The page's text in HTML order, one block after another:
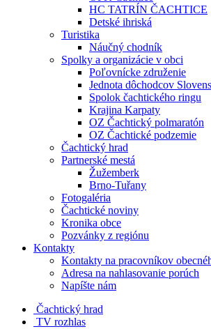
HC TATRÍN ČACHTICE
Detské ihriská
Turistika
Náučný chodník
Spolky a organizácie v obci
Poľovnícke združenie
Jednota dôchodcov
Spolok čachtického ringu
Krajina Karpaty
OZ Čachtický polmaratón
OZ Čachtické podzemie
Čachtický hrad
Partnerské mestá
Žužemberk
Brno-Tuřany
Fotogaléria
Čachtické noviny
Kronika obce
Pozvánky z regiónu
Kontakty
Kontakty na pracovníkov
Adresa na nahlasovanie porúch
Napíšte nám
Čachtický hrad
TV rozhlas